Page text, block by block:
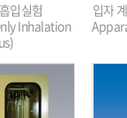
입실험
Inhalation
입자